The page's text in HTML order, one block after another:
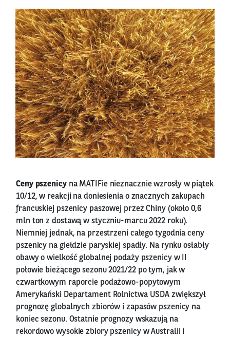
Ceny pszenicy na MATIFie nieznacznie wzrosły w piątek
10/12, w reakcji na doniesienia o znacznych zakupach
francuskiej pszenicy paszowej przez Chiny (około 0,6
mln ton z dostawą w styczniu-marcu 2022 roku).
Niemniej jednak, na przestrzeni całego tygodnia ceny
pszenicy na giełdzie paryskiej spadły. Na rynku osłabły
obawy o wielkość globalnej podaży pszenicy w II
połowie bieżącego sezonu 2021/22 po tym, jak w
czwartkowym raporcie podażowo-popytowym
Amerykański Departament Rolnictwa USDA zwiększył
prognozę globalnych zbiorów i zapasów pszenicy na
koniec sezonu. Ostatnie prognozy wskazują na
rekordowo wysokie zbiory pszenicy w Australii i